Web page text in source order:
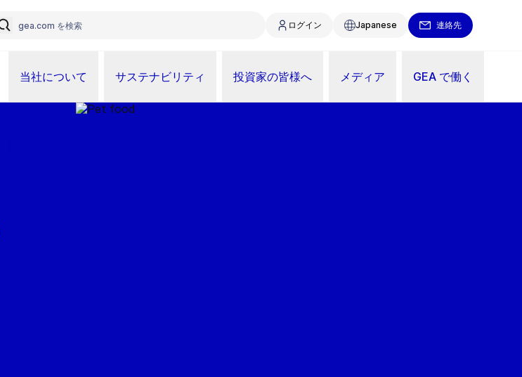
ログイン Japanese 連絡先
当社について サステナビリティ 投資家の皆様へ メディア GEA で働く